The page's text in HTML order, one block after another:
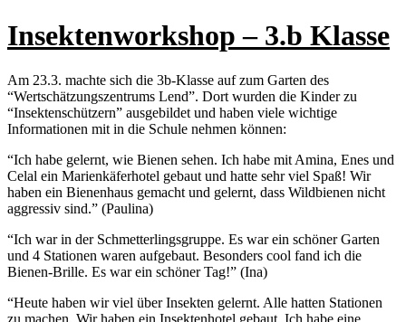
Insektenworkshop – 3.b Klasse
Am 23.3. machte sich die 3b-Klasse auf zum Garten des
“Wertschätzungszentrums Lend”. Dort wurden die Kinder zu
“Insektenschützern” ausgebildet und haben viele wichtige
Informationen mit in die Schule nehmen können:
“Ich habe gelernt, wie Bienen sehen. Ich habe mit Amina, Enes und
Celal ein Marienkäferhotel gebaut und hatte sehr viel Spaß! Wir
haben ein Bienenhaus gemacht und gelernt, dass Wildbienen nicht
aggressiv sind.” (Paulina)
“Ich war in der Schmetterlingsgruppe. Es war ein schöner Garten
und 4 Stationen waren aufgebaut. Besonders cool fand ich die
Bienen-Brille. Es war ein schöner Tag!” (Ina)
“Heute haben wir viel über Insekten gelernt. Alle hatten Stationen
zu machen. Wir haben ein Insektenhotel gebaut. Ich habe eine